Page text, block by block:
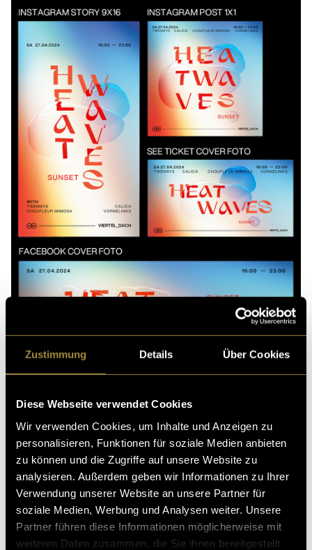
Zustimmung Details Über Cookies
Diese Webseite verwendet Cookies
Wir verwenden Cookies, um Inhalte und Anzeigen zu
personalisieren, Funktionen für soziale Medien anbieten
zu können und die Zugriffe auf unsere Website zu
analysieren. Außerdem geben wir Informationen zu Ihrer
Verwendung unserer Website an unsere Partner für
soziale Medien, Werbung und Analysen weiter. Unsere
Partner führen diese Informationen möglicherweise mit
weiteren Daten zusammen, die Sie ihnen bereitgestellt
Artworks für die Artists
Danach habe ich mich um die einzelnen Artworks
gekümmert. Hierbei habe ich die Pressekits der DJs
und Djanes inklusive Fotos zugesendet bekommen
und dann anschliessend dem Stil des Flyers
angepasst. Auch hier wiederum verschiedene
Beispiele, einmal Post und einmal Story.